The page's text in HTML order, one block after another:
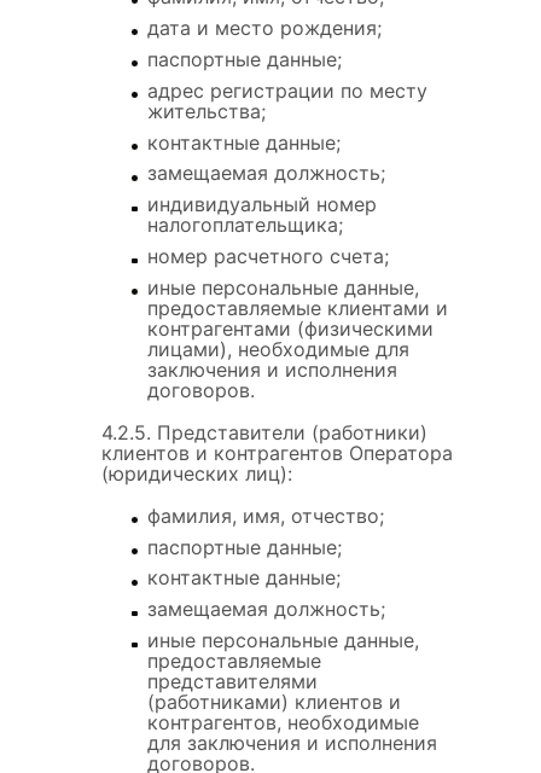
дата и место рождения;
паспортные данные;
адрес регистрации по месту
жительства;
контактные данные;
замещаемая должность;
индивидуальный номер
налогоплательщика;
номер расчетного счета;
иные персональные данные,
предоставляемые клиентами и
контрагентами (физическими
лицами), необходимые для
заключения и исполнения
договоров.
4.2.5. Представители (работники)
клиентов и контрагентов Оператора
(юридических лиц):
фамилия, имя, отчество;
паспортные данные;
контактные данные;
замещаемая должность;
иные персональные данные,
предоставляемые
представителями
(работниками) клиентов и
контрагентов, необходимые
для заключения и исполнения
договоров.